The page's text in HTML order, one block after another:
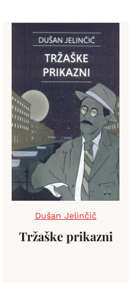
Dušan Jelinčič
Tržaške prikazni